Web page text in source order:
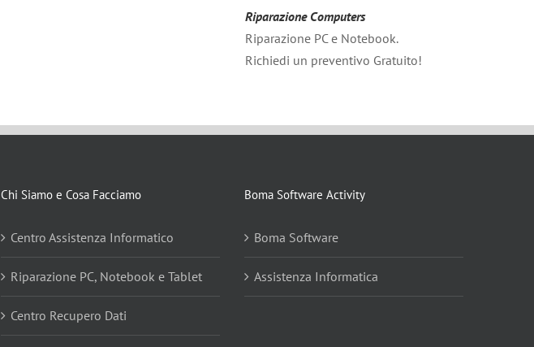
Riparazione Computers
Riparazione PC e Notebook.
Richiedi un preventivo Gratuito!
Chi Siamo e Cosa Facciamo
Centro Assistenza Informatico
Riparazione PC, Notebook e Tablet
Centro Recupero Dati
Boma Software Activity
Boma Software
Assistenza Informatica